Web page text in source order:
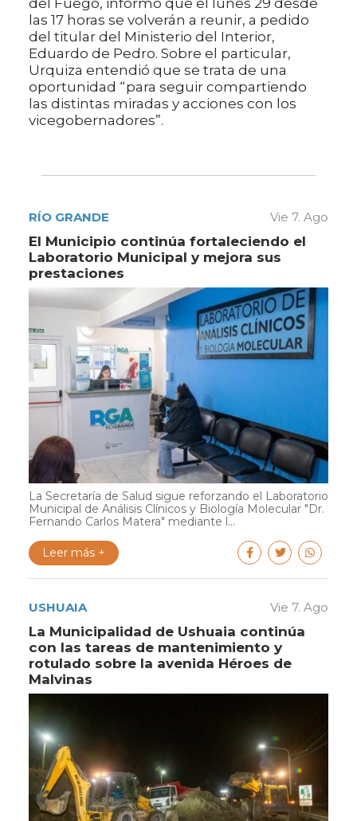
del Fuego, informó que el lunes 29 desde
las 17 horas se volverán a reunir, a pedido
del titular del Ministerio del Interior,
Eduardo de Pedro. Sobre el particular,
Urquiza entendió que se trata de una
oportunidad “para seguir compartiendo
las distintas miradas y acciones con los
vicegobernadores”.
RÍO GRANDE Vie 7. Ago
El Municipio continúa fortaleciendo el
Laboratorio Municipal y mejora sus
prestaciones
La Secretaría de Salud sigue reforzando el Laboratorio
Municipal de Análisis Clínicos y Biología Molecular "Dr.
Fernando Carlos Matera" mediante l...
Leer más +
USHUAIA Vie 7. Ago
La Municipalidad de Ushuaia continúa
con las tareas de mantenimiento y
rotulado sobre la avenida Héroes de
Malvinas